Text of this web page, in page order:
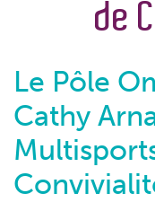
de
Le Pôle
Cathy